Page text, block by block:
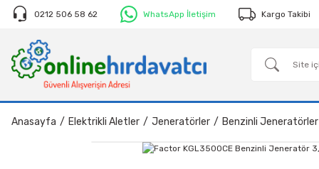
0212 506 58 62 WhatsApp İletişim Kargo Takibi
Anasayfa Elektrikli Aletler Jeneratörler Benzinli Jeneratörler